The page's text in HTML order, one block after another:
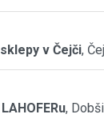
v Čejči,
,